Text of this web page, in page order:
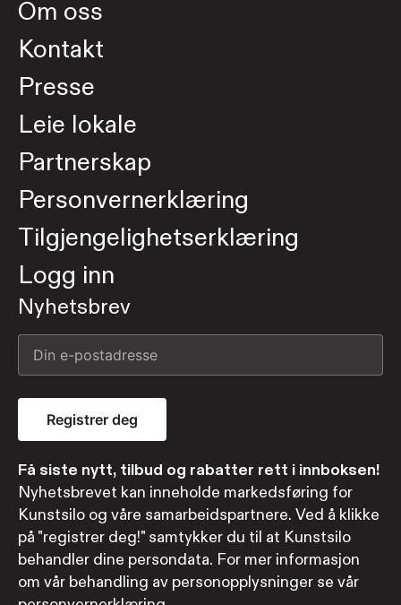
Om oss
Kontakt
Presse
Leie lokale
Partnerskap
Personvernerklæring
Tilgjengelighetserklæring
Logg inn
Nyhetsbrev
Registrer deg
Få siste nytt, tilbud og rabatter rett i innboksen!
Nyhetsbrevet kan inneholde markedsføring for
Kunstsilo og våre samarbeidspartnere. Ved å klikke
på "registrer deg!" samtykker du til at Kunstsilo
behandler dine persondata. For mer informasjon
om vår behandling av personopplysninger se vår